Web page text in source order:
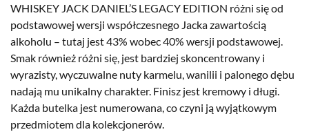
WHISKEY JACK DANIEL’S LEGACY EDITION różni się od
podstawowej wersji współczesnego Jacka zawartością
alkoholu – tutaj jest 43% wobec 40% wersji podstawowej.
Smak również różni się, jest bardziej skoncentrowany i
wyrazisty, wyczuwalne nuty karmelu, wanilii i palonego dębu
nadają mu unikalny charakter. Finisz jest kremowy i długi.
Każda butelka jest numerowana, co czyni ją wyjątkowym
przedmiotem dla kolekcjonerów.